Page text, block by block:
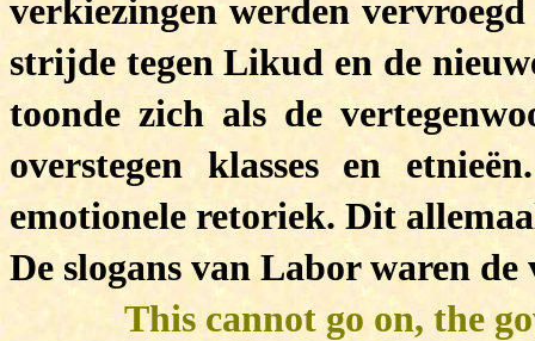
verkiezingen werden
strijde tegen Likud en de
toonde zich als de
overstegen klasses en
emotionele retoriek. Dit
De slogans van Labor waren de
This cannot go on, the